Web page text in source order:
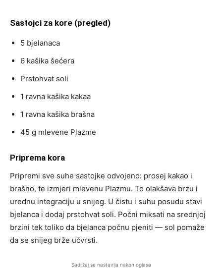
Sastojci za kore (pregled)
5 bjelanaca
6 kašika šećera
Prstohvat soli
1 ravna kašika kakaa
1 ravna kašika brašna
45 g mlevene Plazme
Priprema kora
Pripremi sve suhe sastojke odvojeno: prosej kakao i
brašno, te izmjeri mlevenu Plazmu. To olakšava brzu i
urednu integraciju u snijeg. U čistu i suhu posudu stavi
bjelanca i dodaj prstohvat soli. Počni miksati na srednjoj
brzini tek toliko da bjelanca počnu pjeniti — sol pomaže
da se snijeg brže učvrsti.
Sadržaj se nastavlja nakon oglasa